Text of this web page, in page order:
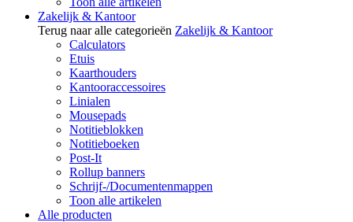
Zakelijk & Kantoor
Terug naar alle categorieën Zakelijk & Kantoor
Calculators
Etuis
Kaarthouders
Kantooraccessoires
Linialen
Mousepads
Notitieblokken
Notitieboeken
Post-It
Rollup banners
Schrijf-/Documentenmappen
Toon alle artikelen
Alle producten